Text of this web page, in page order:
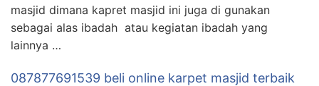
masjid dimana kapret masjid ini juga di gunakan
sebagai alas ibadah atau kegiatan ibadah yang
lainnya …
087877691539 beli online karpet masjid terbaik